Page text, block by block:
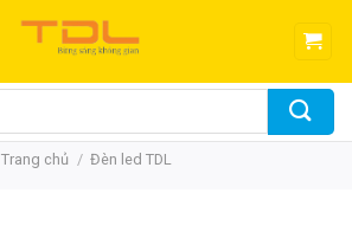
Trang chủ / Đèn led TDL